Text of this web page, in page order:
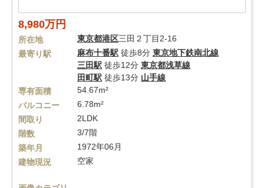
8,980万円
所在地 東京都港区三田２丁目2-16
最寄り駅
麻布十番駅 徒歩8分 東京地下鉄南北線
三田駅 徒歩12分 東京都浅草線
田町駅 徒歩13分 山手線
専有面積
54.67m²
バルコニー
6.78m²
間取り
2LDK
階数
3/7階
築年月
1972年06月
建物現況
空家